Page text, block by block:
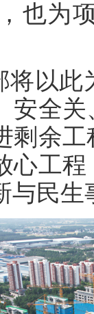
也为
将以
安全
剩余
心工
与民